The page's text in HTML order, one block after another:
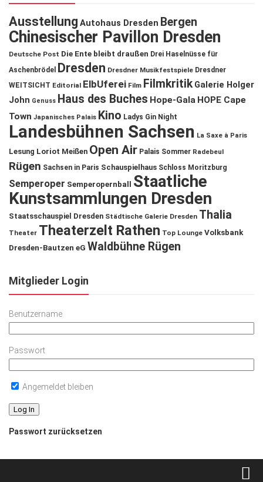
Ausstellung Autohaus Dresden Bergen
Chinesischer Pavillon Dresden
Deutsche Post Die Ente bleibt draußen Drei Haselnüsse für
Aschenbrödel
Dresden Dresdner Musikfestspiele Dresdner
WEITSICHT Editorial ElbUferei Film Filmkritik Galerie Holger
John Genuss Haus des Buches Hope-Gala HOPE Cape
Town Japanisches Palais Kino Ladys Gin Night
Landesbühnen Sachsen La Saxe à Paris
Lesung Loriot Meißen Open Air Palais Sommer Radebeul
Rügen Sachsen in Paris Schauspielhaus Schloss Moritzburg
Semperoper Semperopernball
Staatliche
Kunstsammlungen Dresden
Staatsschauspiel Dresden Städtische Galerie Dresden Thalia
Theater Theaterzelt Rathen Top Lounge Volksbank
Dresden-Bautzen eG Waldbühne Rügen
Mitglieder Login
Benutzername
Passwort
Angemeldet bleiben
Passwort zurücksetzen